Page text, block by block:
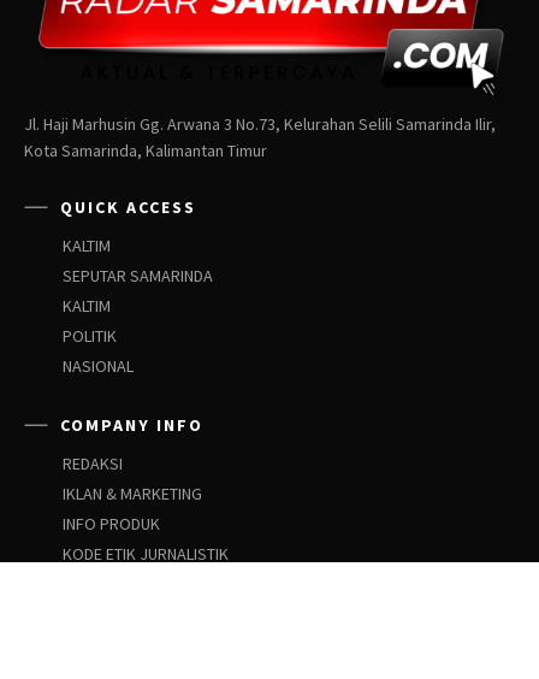
Jl. Haji Marhusin Gg. Arwana 3 No.73, Kelurahan Selili Samarinda Ilir,
Kota Samarinda, Kalimantan Timur
QUICK ACCESS
KALTIM
SEPUTAR SAMARINDA
KALTIM
POLITIK
NASIONAL
COMPANY INFO
REDAKSI
IKLAN & MARKETING
INFO PRODUK
KODE ETIK JURNALISTIK